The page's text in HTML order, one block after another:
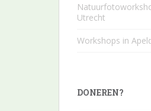
Utrecht
Workshops in
DONEREN?